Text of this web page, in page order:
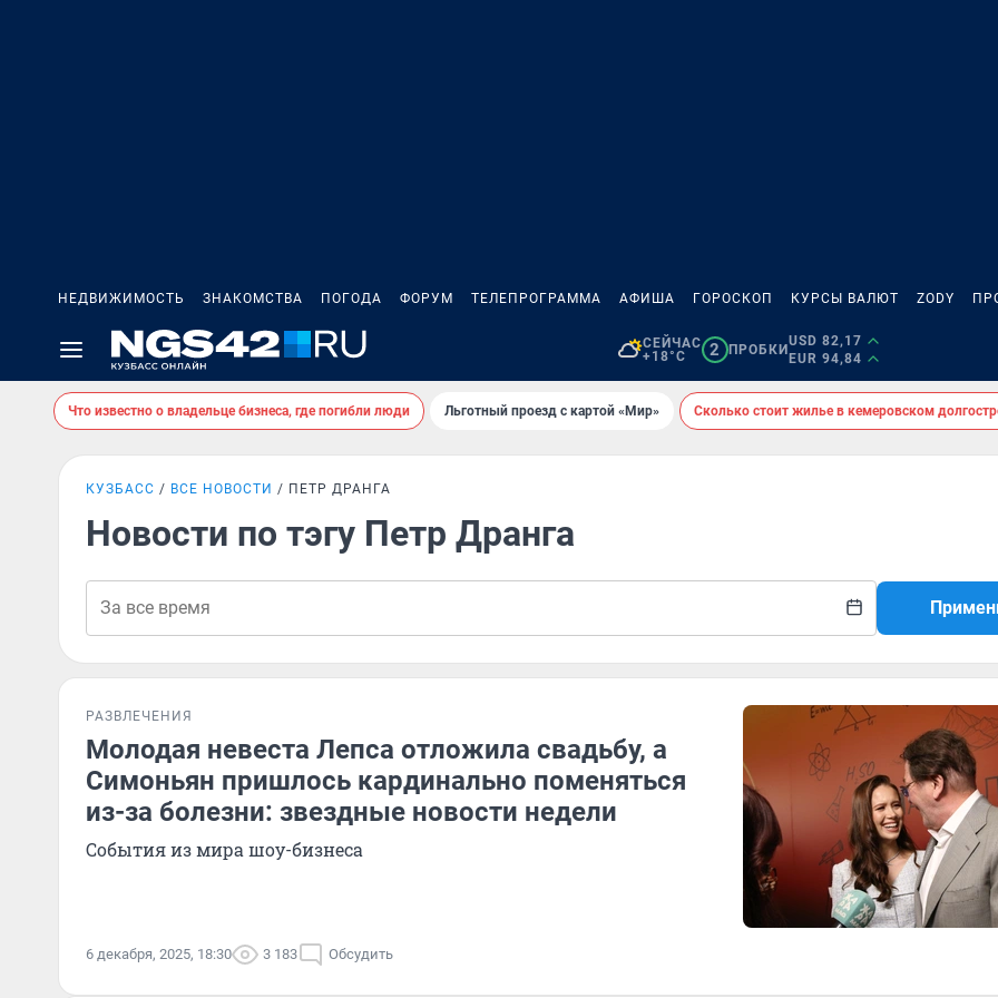
НЕДВИЖИМОСТЬ ЗНАКОМСТВА ПОГОДА ФОРУМ ТЕЛЕПРОГРАММА АФИША ГОРОСКОП КУРСЫ ВАЛЮТ ZODY
СЕЙЧАС
+18°C
2 ПРОБКИ
USD 82,17
EUR 94,84
Что известно о владельце бизнеса, где погибли люди Льготный проезд с картой «Мир» Сколько стоит жилье в кемеровском
КУЗБАСС ВСЕ НОВОСТИ ПЕТР ДРАНГА
Новости по тэгу Петр Дранга
РАЗВЛЕЧЕНИЯ
Молодая невеста Лепса отложила свадьбу, а
Симоньян пришлось кардинально поменяться
из-за болезни: звездные новости недели
События из мира шоу-бизнеса
6 декабря, 2025, 18:30 3 183 Обсудить